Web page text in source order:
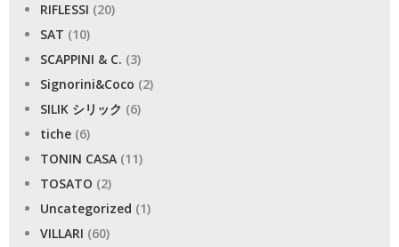
RIFLESSI (20)
SAT (10)
SCAPPINI & C. (3)
Signorini&Coco (2)
SILIK シリック (6)
tiche (6)
TONIN CASA (11)
TOSATO (2)
Uncategorized (1)
VILLARI (60)